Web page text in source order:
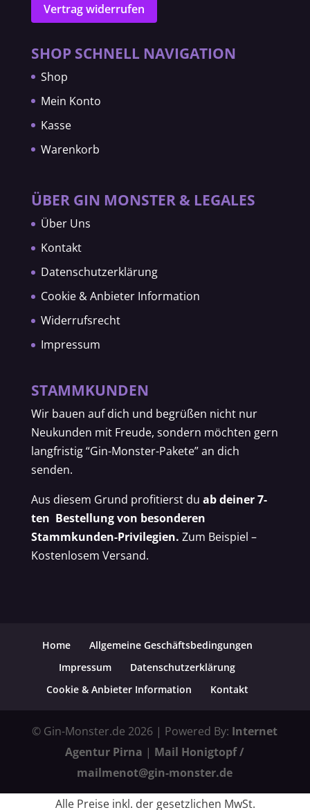
Vertrag widerrufen
SHOP SCHNELL NAVIGATION
Shop
Mein Konto
Kasse
Warenkorb
ÜBER GIN MONSTER & LEGALES
Über Uns
Kontakt
Datenschutzerklärung
Cookie & Anbieter Information
Widerrufsrecht
Impressum
STAMMKUNDEN
Wir bauen auf dich und begrüßen nicht nur
Neukunden mit Freude, sondern möchten gern
langfristig “Gin-Monster-Pakete” an dich
senden.
Aus diesem Grund profitierst du ab deiner 7-
ten Bestellung von besonderen
Stammkunden-Privilegien. Zum Beispiel –
Kostenlosem Versand.
Home
Allgemeine Geschäftsbedingungen
Impressum
Datenschutzerklärung
Cookie & Anbieter Information
Kontakt
© Gin-Monster.de 2026 | Powered By: Internet
Agentur Pirna | Mail Honigtopf /
mailmenot@gin-monster.de
Alle Preise inkl. der gesetzlichen MwSt.